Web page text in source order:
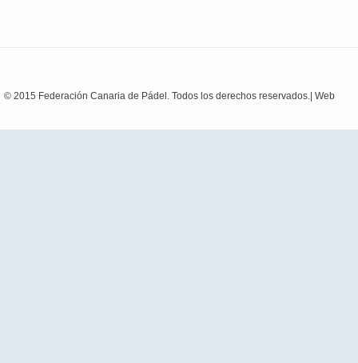
© 2015 Federación Canaria de Pádel. Todos los derechos reservados.| Web